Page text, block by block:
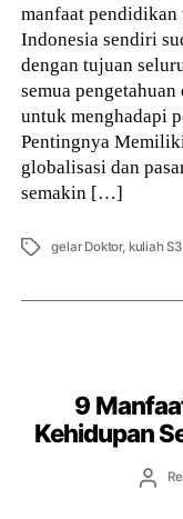
manfaat
Indonesia sendiri
dengan tujuan
semua
untuk menghadapi
Pentingnya
globalisasi dan
semakin […]
Tags gelar Doktor, kuliah S3
9
Kehidupan
Post